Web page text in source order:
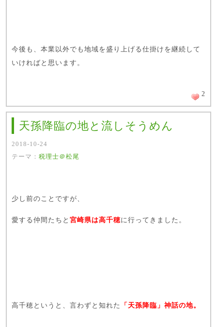
今後も、本業以外でも地域を盛り上げる仕掛けを継続して
いければと思います。
2
天孫降臨の地と流しそうめん
2018-10-24
テーマ： 税理士＠松尾
少し前のことですが、
愛する仲間たちと 宮崎県は高千穂に行ってきました。
高千穂というと、言わずと知れた 「天孫降臨」神話の地。